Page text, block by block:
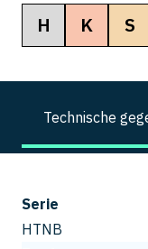
H K S
Technische
Serie
HTNB